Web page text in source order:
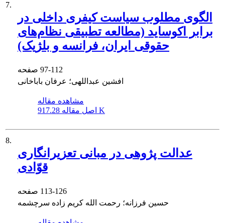
7.
الگوی مطلوب سیاست کیفری داخلی در
برابر اکوساید (مطالعه تطبیقی نظام‌های
حقوقی ایران، فرانسه و بلژیک)
97-112
افشین عبداللهی؛ عرفان باباخانی
مشاهده مقاله
اصل مقاله 917.28 K
8.
عدالت پژوهی در مبانی تعزیرانگاری
قوّادی
113-126
حسین فرزانه؛ رحمت الله کریم زاده سرچشمه